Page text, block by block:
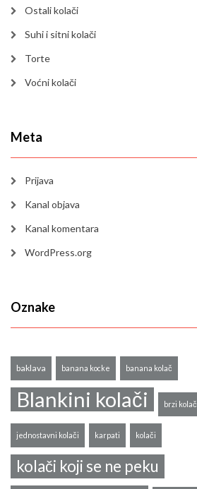
Ostali kolači
Suhi i sitni kolači
Torte
Voćni kolači
Meta
Prijava
Kanal objava
Kanal komentara
WordPress.org
Oznake
baklava banana kocke banana kolač
Blankini kolači brzi kolač
jednostavni kolači karpati kolači
kolači koji se ne peku